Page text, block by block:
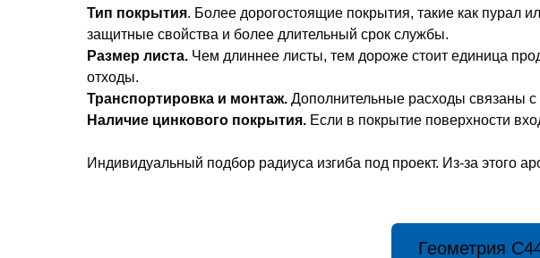
Тип покрытия. Более дорогостоящие покрытия, такие как
защитные свойства и более длительный срок службы.
Размер листа. Чем длиннее листы, тем дороже стоит единица
отходы.
Транспортировка и монтаж. Дополнительные расходы связаны с
Наличие цинкового покрытия. Если в покрытие поверхности
Индивидуальный подбор радиуса изгиба под проект. Из-за этого
Геометрия